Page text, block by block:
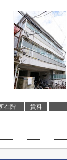
在階 賃料